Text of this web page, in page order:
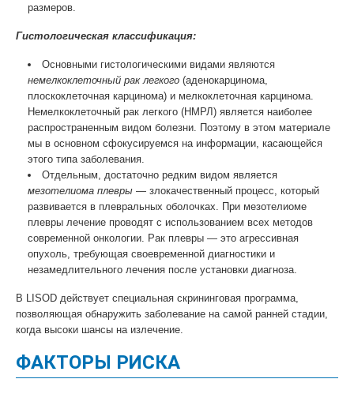
размеров.
Гистологическая классификация:
Основными гистологическими видами являются
немелкоклеточный рак легкого (аденокарцинома,
плоскоклеточная карцинома) и мелкоклеточная карцинома.
Немелкоклеточный рак легкого (НМРЛ) является наиболее
распространенным видом болезни. Поэтому в этом материале
мы в основном сфокусируемся на информации, касающейся
этого типа заболевания.
Отдельным, достаточно редким видом является
мезотелиома плевры — злокачественный процесс, который
развивается в плевральных оболочках. При мезотелиоме
плевры лечение проводят с использованием всех методов
современной онкологии. Рак плевры — это агрессивная
опухоль, требующая своевременной диагностики и
незамедлительного лечения после установки диагноза.
В LISOD действует специальная скрининговая программа,
позволяющая обнаружить заболевание на самой ранней стадии,
когда высоки шансы на излечение.
ФАКТОРЫ РИСКА